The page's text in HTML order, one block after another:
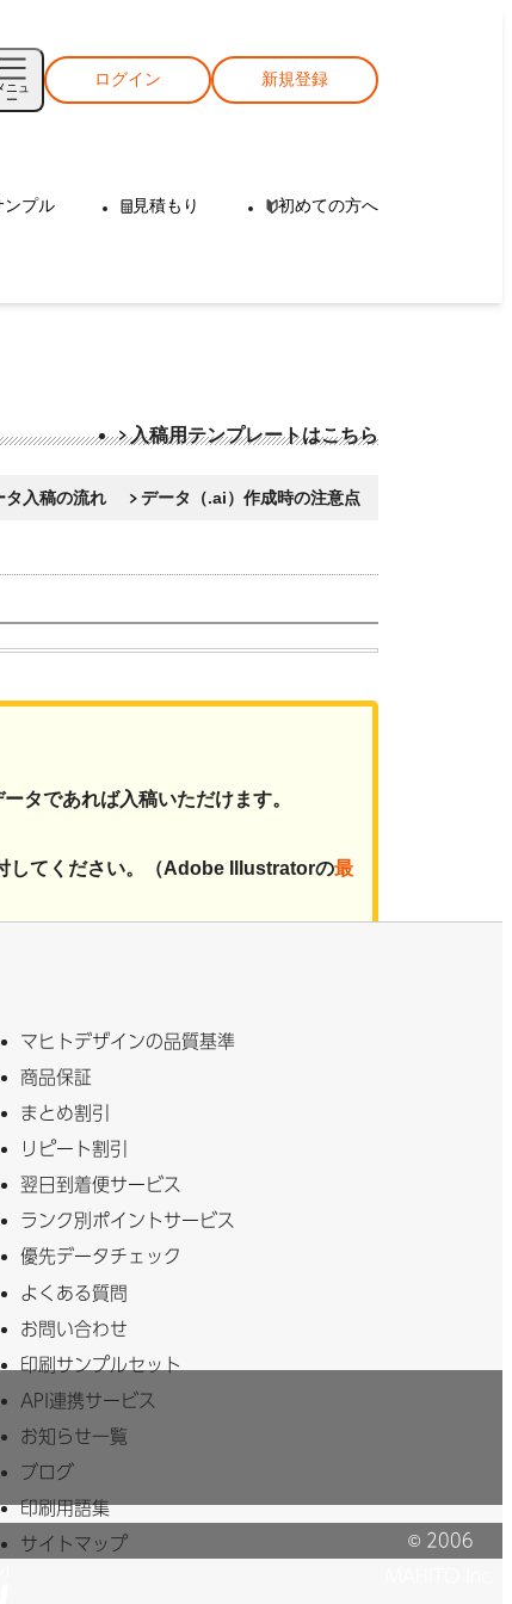
ニュ
ー
ログイン 新規登録
ンプル 見積もり 初めての方へ
入稿用テンプレートはこちら
タ入稿の流れ データ（.ai）作成時の注意点
タであれば入稿いただけます。
してください。（Adobe Illustratorの最
マヒトデザインの品質基準
商品保証
まとめ割引
リピート割引
翌日到着便サービス
ランク別ポイントサービス
優先データチェック
よくある質問
お問い合わせ
印刷サンプルセット
API連携サービス
お知らせ一覧
ブログ
印刷用語集
サイトマップ
© 2006